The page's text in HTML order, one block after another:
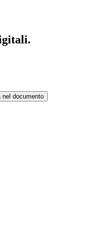
nel documento